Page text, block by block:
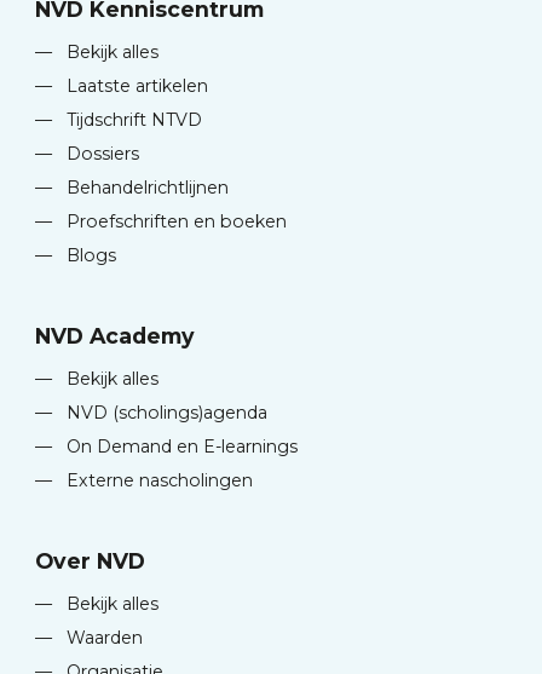
NVD Kenniscentrum
—
Bekijk alles
—
Laatste artikelen
—
Tijdschrift NTVD
—
Dossiers
—
Behandelrichtlijnen
—
Proefschriften en boeken
—
Blogs
NVD Academy
—
Bekijk alles
—
NVD (scholings)agenda
—
On Demand en E-learnings
—
Externe nascholingen
Over NVD
—
Bekijk alles
—
Waarden